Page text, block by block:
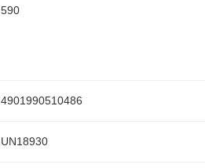
590
4901990510486
UN18930